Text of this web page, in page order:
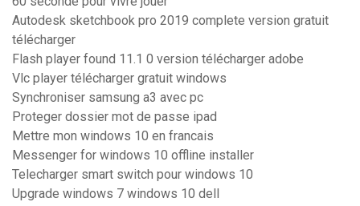
Autodesk sketchbook pro 2019 complete version gratuit
télécharger
Flash player found 11.1 0 version télécharger adobe
Vlc player télécharger gratuit windows
Synchroniser samsung a3 avec pc
Proteger dossier mot de passe ipad
Mettre mon windows 10 en francais
Messenger for windows 10 offline installer
Telecharger smart switch pour windows 10
Upgrade windows 7 windows 10 dell